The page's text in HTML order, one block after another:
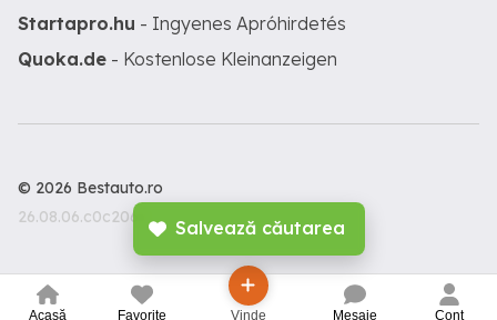
Salvează căutarea
Acasă Favorite Vinde Mesaje Cont
Startapro.hu - Ingyenes Apróhirdetés
Quoka.de - Kostenlose Kleinanzeigen
© 2026 Bestauto.ro
26.08.06.c0c206c